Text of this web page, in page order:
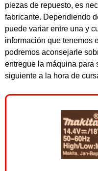
piezas de repuesto, es
fabricante. Dependiendo
puede variar entre una y
información que tenemos
podremos aconsejarle
entregue la máquina para
siguiente a la hora de